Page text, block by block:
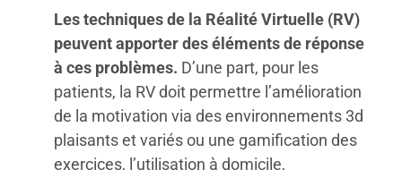
Les techniques de la Réalité Virtuelle (RV)
peuvent apporter des éléments de réponse
à ces problèmes. D’une part, pour les
patients, la RV doit permettre l’amélioration
de la motivation via des environnements 3d
plaisants et variés ou une gamification des
exercices, l’utilisation à domicile,